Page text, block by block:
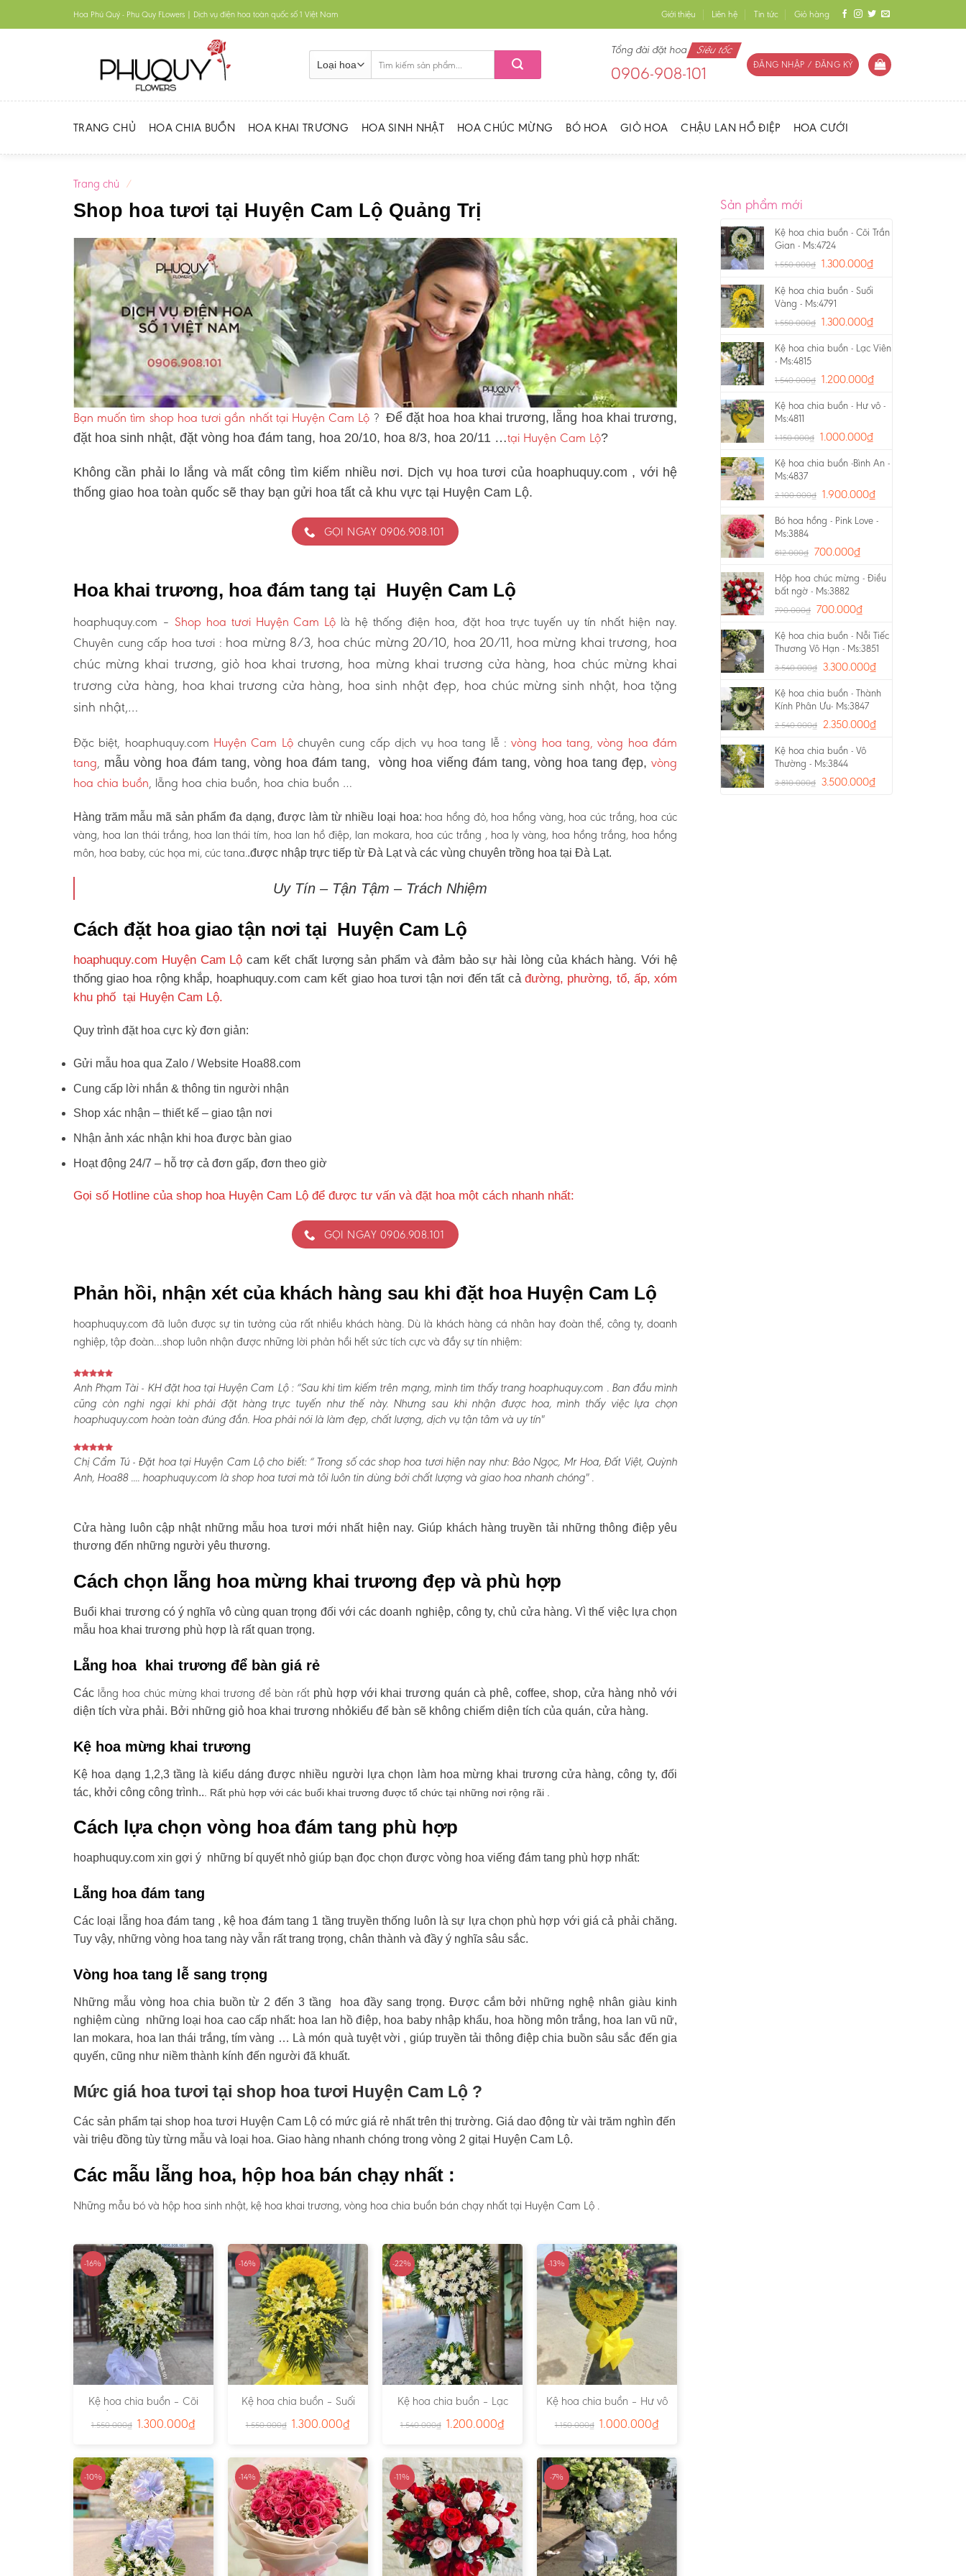
to
Hoa Phú Quý - Phu Quy FLowers | Dịch vụ điện hoa toàn quốc số 1 Việt Nam Giới thiệu Liên hệ Tin tức Giỏ hàng
kiếm:
Tổng đài đặt hoa Siêu tốc
0906-908-101 ĐĂNG NHẬP / ĐĂNG KÝ
TRANG CHỦ HOA CHIA BUỒN HOA KHAI TRƯƠNG HOA SINH NHẬT HOA CHÚC MỪNG BÓ HOA GIỎ HOA CHẬU LAN HỒ ĐIỆP HOA CƯỚI
Trang chủ /
Shop hoa tươi tại Huyện Cam Lộ Quảng Trị
Bạn muốn tìm shop hoa tươi gần nhất tại Huyện Cam Lộ ?Để đặt hoa hoa khai trương, lẵng hoa khai trương,
đặt hoa sinh nhật, đặt vòng hoa đám tang, hoa 20/10, hoa 8/3, hoa 20/11 …tại Huyện Cam Lộ?
Không cần phải lo lắng và mất công tìm kiếm nhiều nơi. Dịch vụ hoa tươi của hoaphuquy.com , với hệ
thống giao hoa toàn quốc sẽ thay bạn gửi hoa tất cả khu vực tại Huyện Cam Lộ.
GỌI NGAY 0906.908.101
Hoa khai trương, hoa đám tang tại Huyện Cam Lộ
hoaphuquy.com – Shop hoa tươi Huyện Cam Lộ là hệ thống điện hoa, đặt hoa trực tuyến uy tín nhất hiện nay.
Chuyên cung cấp hoa tươi : hoa mừng 8/3, hoa chúc mừng 20/10, hoa 20/11, hoa mừng khai trương, hoa
chúc mừng khai trương, giỏ hoa khai trương, hoa mừng khai trương cửa hàng, hoa chúc mừng khai
trương cửa hàng, hoa khai trương cửa hàng, hoa sinh nhật đẹp, hoa chúc mừng sinh nhật, hoa tặng
sinh nhật,…
Đặc biệt, hoaphuquy.com Huyện Cam Lộchuyên cung cấp dịch vụ hoa tang lễ :vòng hoa tang, vòng hoa đám
tang, mẫu vòng hoa đám tang, vòng hoa đám tang, vòng hoa viếng đám tang, vòng hoa tang đẹp,vòng
hoa chia buồn, lẵng hoa chia buồn, hoa chia buồn …
Hàng trăm mẫu mã sản phẩm đa dạng, được làm từ nhiều loại hoa: hoa hồng đỏ, hoa hồng vàng, hoa cúc trắng, hoa cúc
vàng, hoa lan thái trắng, hoa lan thái tím, hoa lan hồ điệp, lan mokara, hoa cúc trắng , hoa ly vàng, hoa hồng trắng, hoa hồng
môn, hoa baby, cúc họa mi, cúc tana..được nhập trực tiếp từ Đà Lạt và các vùng chuyên trồng hoa tại Đà Lạt.
Uy Tín – Tận Tậm – Trách Nhiệm
Cách đặt hoa giao tận nơi tại Huyện Cam Lộ
hoaphuquy.com Huyện Cam Lộ cam kết chất lượng sản phẩm và đảm bảo sự hài lòng của khách hàng. Với hệ
thống giao hoa rộng khắp, hoaphuquy.com cam kết giao hoa tươi tận nơi đến tất cảđường, phường, tổ, ấp, xóm
khu phố tại Huyện Cam Lộ.
Quy trình đặt hoa cực kỳ đơn giản:
Gửi mẫu hoa qua Zalo / Website Hoa88.com
Cung cấp lời nhắn & thông tin người nhận
Shop xác nhận – thiết kế – giao tận nơi
Nhận ảnh xác nhận khi hoa được bàn giao
Hoạt động 24/7 – hỗ trợ cả đơn gấp, đơn theo giờ
Gọi số Hotline của shop hoa Huyện Cam Lộ để được tư vấn và đặt hoa một cách nhanh nhất:
GỌI NGAY 0906.908.101
Phản hồi, nhận xét của khách hàng sau khi đặt hoa Huyện Cam Lộ
hoaphuquy.com đã luôn được sự tin tưởng của rất nhiều khách hàng. Dù là khách hàng cá nhân hay đoàn thể, công ty, doanh
nghiệp, tập đoàn…shop luôn nhận được những lời phản hồi hết sức tích cực và đầy sự tín nhiệm:
Anh Phạm Tài - KH đặt hoa tại Huyện Cam Lộ :“Sau khi tìm kiếm trên mạng, mình tìm thấy trang hoaphuquy.com . Ban đầu mình
cũng còn nghi ngại khi phải đặt hàng trực tuyến như thế này. Nhưng sau khi nhận được hoa, mình thấy việc lựa chọn
hoaphuquy.com hoàn toàn đúng đắn. Hoa phải nói là làm đẹp, chất lượng, dịch vụ tận tâm và uy tín"
Chị Cẩm Tú - Đặt hoa tại Huyện Cam Lộ cho biết:“ Trong số các shop hoa tươi hiện nay như: Bảo Ngọc, Mr Hoa, Đất Việt, Quỳnh
Anh, Hoa88 .... hoaphuquy.com là shop hoa tươi mà tôi luôn tin dùng bởi chất lượng và giao hoa nhanh chóng" .
Cửa hàng luôn cập nhật những mẫu hoa tươi mới nhất hiện nay. Giúp khách hàng truyền tải những thông điệp yêu
thương đến những người yêu thương.
Cách chọn lẵng hoa mừng khai trương đẹp và phù hợp
Buổi khai trương có ý nghĩa vô cùng quan trọng đối với các doanh nghiệp, công ty, chủ cửa hàng. Vì thế việc lựa chọn
mẫu hoa khai trương phù hợp là rất quan trọng.
Lẵng hoa khai trương để bàn giá rẻ
Các lẵng hoa chúc mừng khai trương để bàn rấtphù hợp với khai trương quán cà phê, coffee, shop, cửa hàng nhỏ với
diện tích vừa phải. Bởi những giỏ hoa khai trương nhỏkiểu để bàn sẽ không chiếm diện tích của quán, cửa hàng.
Kệ hoa mừng khai trương
Kệ hoa dạng 1,2,3 tầng là kiểu dáng được nhiều người lựa chọn làm hoa mừng khai trương cửa hàng, công ty, đối
tác, khởi công công trình.. . Rất phù hợp với các buổi khai trương được tổ chức tại những nơi rộng rãi .
Cách lựa chọn vòng hoa đám tang phù hợp
hoaphuquy.com xin gợi ý những bí quyết nhỏ giúp bạn đọc chọn được vòng hoa viếng đám tang phù hợp nhất:
Lẵng hoa đám tang
Các loại lẵng hoa đám tang , kệ hoa đám tang 1 tầng truyền thống luôn là sự lựa chọn phù hợp với giá cả phải chăng.
Tuy vậy, những vòng hoa tang này vẫn rất trang trọng, chân thành và đầy ý nghĩa sâu sắc.
Vòng hoa tang lễ sang trọng
Những mẫu vòng hoa chia buồn từ 2 đến 3 tầng hoa đầy sang trọng. Được cắm bởi những nghệ nhân giàu kinh
nghiệm cùng những loại hoa cao cấp nhất: hoa lan hồ điệp, hoa baby nhập khẩu, hoa hồng môn trắng, hoa lan vũ nữ,
lan mokara, hoa lan thái trắng, tím vàng … Là món quà tuyệt vời , giúp truyền tải thông điệp chia buồn sâu sắc đến gia
quyến, cũng như niềm thành kính đến người đã khuất.
Mức giá hoa tươi tại shop hoa tươi Huyện Cam Lộ ?
Các sản phẩm tại shop hoa tươi Huyện Cam Lộ có mức giá rẻ nhất trên thị trường. Giá dao động từ vài trăm nghìn đến
vài triệu đồng tùy từng mẫu và loại hoa. Giao hàng nhanh chóng trong vòng 2 gitại Huyện Cam Lộ.
Các mẫu lẵng hoa, hộp hoa bán chạy nhất :
Những mẫu bó và hộp hoa sinh nhật, kệ hoa khai trương, vòng hoa chia buồn bán chạy nhất tại Huyện Cam Lộ .
-16%
Kệ hoa chia buồn – Cõi
Trần Gian – Ms:4724
1.550.000₫ 1.300.000₫
-16%
Kệ hoa chia buồn – Suối
1.550.000₫ 1.300.000₫
-22%
Kệ hoa chia buồn – Lạc
1.540.000₫ 1.200.000₫
-13%
Kệ hoa chia buồn – Hư vô
1.150.000₫ 1.000.000₫
-10% -14% -11% -7%
Sản phẩm mới
Kệ hoa chia buồn - Cõi Trần
Gian - Ms:4724
1.550.000₫ 1.300.000₫
Kệ hoa chia buồn - Suối
Vàng - Ms:4791
1.550.000₫ 1.300.000₫
Kệ hoa chia buồn - Lạc Viên
- Ms:4815
1.540.000₫ 1.200.000₫
Kệ hoa chia buồn - Hư vô -
Ms:4811
1.150.000₫ 1.000.000₫
Kệ hoa chia buồn -Bình An -
Ms:4837
2.100.000₫ 1.900.000₫
Bó hoa hồng - Pink Love -
Ms:3884
812.000₫ 700.000₫
Hộp hoa chúc mừng - Điều
bất ngờ - Ms:3882
790.000₫ 700.000₫
Kệ hoa chia buồn - Nỗi Tiếc
Thương Vô Hạn - Ms:3851
3.540.000₫ 3.300.000₫
Kệ hoa chia buồn - Thành
Kính Phân Ưu- Ms:3847
2.540.000₫ 2.350.000₫
Kệ hoa chia buồn - Vô
Thường - Ms:3844
3.810.000₫ 3.500.000₫